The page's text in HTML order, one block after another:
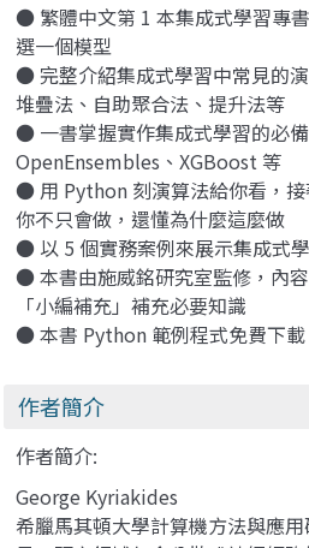
● 繁體中文第 1 本集成式學習專
選一個模型
● 完整介紹集成式學習中常見的
堆疊法、自助聚合法、提升法等
● 一書掌握實作集成式學習的必
OpenEnsembles、XGBoost 等
● 用 Python 刻演算法給你看，
你不只會做，還懂為什麼這麼做
● 以 5 個實務案例來展示集成式
● 本書由施威銘研究室監修，內
「小編補充」補充必要知識
● 本書 Python 範例程式免費下載
作者簡介
作者簡介:
George Kyriakides
希臘馬其頓大學計算機方法與應